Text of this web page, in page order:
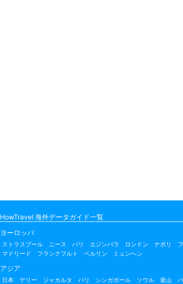
HowTravel 海外データガイド一覧
ヨーロッパ
ストラスブール ニース パリ エジンバラ ロンドン ナポリ
マドリード
フランクフルト ベルリン ミュンヘン
アジア
日本 デリー ジャカルタ バリ シンガポール ソウル 釜山